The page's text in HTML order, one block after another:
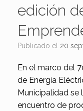
edición
Publicado el 20
En el marco del
de Energía
Municipalidad se
encuentro de